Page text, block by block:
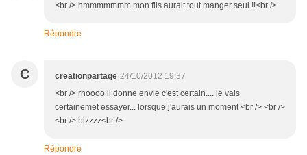
<br /> hmmmmmmm mon fils aurait tout manger seul !!<br />
Répondre
C creationpartage 24/10/2012 19:37
<br /> rhoooo il donne envie c'est certain.... je vais
certainemet essayer... lorsque j'aurais un moment <br /> <br />
<br /> bizzzz<br />
Répondre